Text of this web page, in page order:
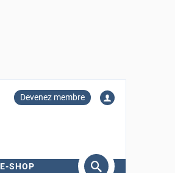
Devenez membre
E-SHOP